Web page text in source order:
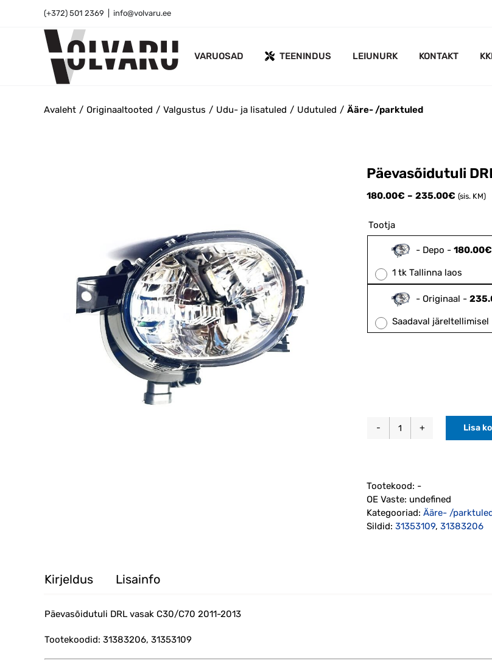
(+372) 501 2369 info@volvaru.ee
VARUOSAD TEENINDUS LEIUNURK KONTAKT
Avaleht Originaaltooted Valgustus Udu- ja lisatuled Udutuled Ääre- /parktuled
Päevasõidutuli
180.00€ – 235.00€ Price
(sis. KM)
Tootja
- Depo - 180.00€
1 tk Tallinna laos
- Originaal -
Saadaval järeltellimisel
Päevasõidutuli
2011-
2013
(31383206)
kogus
Lisa
Tootekood: -
OE Vaste: undefined
Kategooriad: Ääre- /
Sildid: 31353109, 31383206
Kirjeldus Lisainfo
Päevasõidutuli DRL vasak C30/C70 2011-2013
Tootekoodid: 31383206, 31353109